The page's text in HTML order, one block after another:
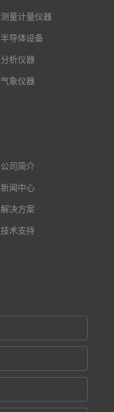
测量计量仪器
半导体设备
分析仪器
气象仪器
公司简介
新闻中心
解决方案
技术支持